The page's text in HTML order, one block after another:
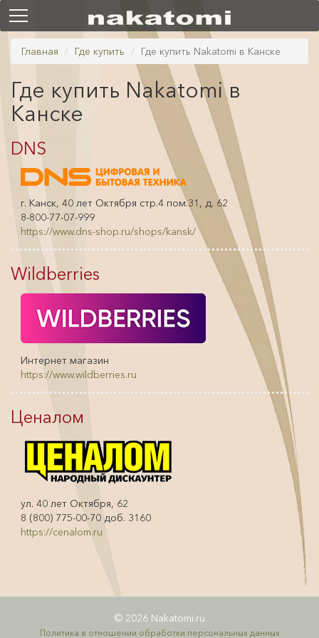
Главная Где купить Где купить Nakatomi в Канске
Где купить Nakatomi в
Канске
DNS
г. Канск, 40 лет Октября стр.4 пом.31, д. 62
8-800-77-07-999
https://www.dns-shop.ru/shops/kansk/
Wildberries
Интернет магазин
https://www.wildberries.ru
Ценалом
ул. 40 лет Октября, 62
8 (800) 775-00-70 доб. 3160
https://cenalom.ru
© 2026 Nakatomi.ru
Политика в отношении обработки персональных данных